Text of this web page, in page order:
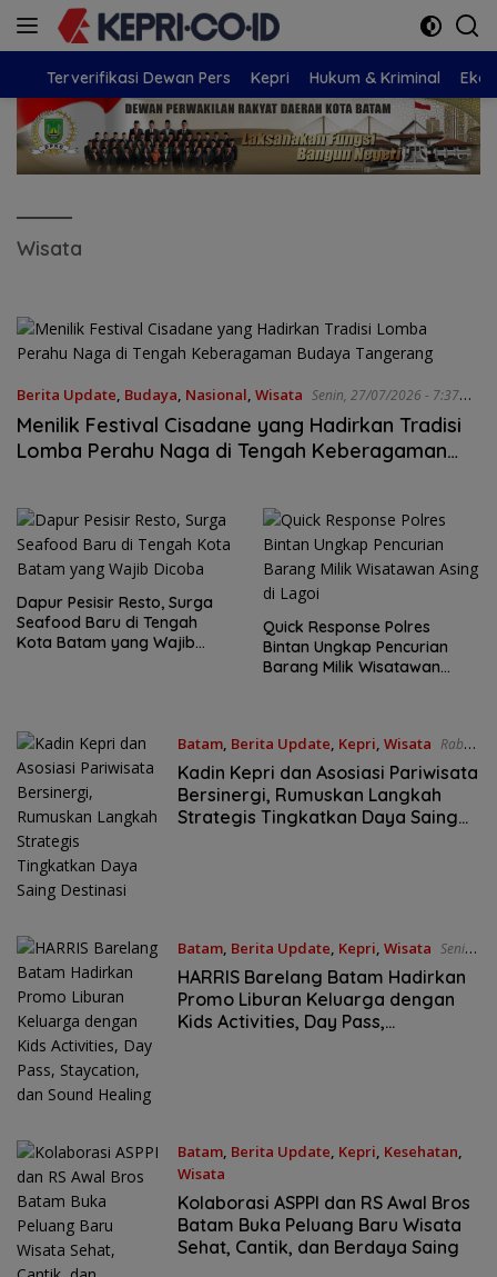
Langsung
Terverifikasi Dewan Pers Kepri Hukum & Kriminal
Wisata
Berita Update, Budaya, Nasional, Wisata Senin, 27/07/2026 - 7:37
WIB
Menilik Festival Cisadane yang Hadirkan Tradisi
Lomba Perahu Naga di Tengah Keberagaman
Dapur Pesisir Resto, Surga
Seafood Baru di Tengah
Kota Batam yang Wajib
Quick Response Polres
Bintan Ungkap Pencurian
Barang Milik Wisatawan
Batam, Berita Update, Kepri, Wisata Rabu,
08/07/2026 - 11:47 WIB
Kadin Kepri dan Asosiasi Pariwisata
Bersinergi, Rumuskan Langkah
Strategis Tingkatkan Daya Saing
Batam, Berita Update, Kepri, Wisata Senin,
06/07/2026 - 1:14 WIB
HARRIS Barelang Batam Hadirkan
Promo Liburan Keluarga dengan
Kids Activities, Day Pass,
Batam, Berita Update, Kepri, Kesehatan,
Wisata
Selasa, 30/06/2026 - 8:54 WIB
Kolaborasi ASPPI dan RS Awal Bros
Batam Buka Peluang Baru Wisata
Sehat, Cantik, dan Berdaya Saing